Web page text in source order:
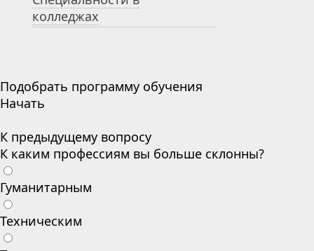
колледжах
Подобрать программу обучения
Начать
К предыдущему вопросу
К каким профессиям вы больше склонны?
Гуманитарным
Техническим